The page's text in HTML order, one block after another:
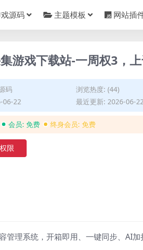
源码 主题模板 网站插
游戏下载站-一周权3，
码
浏览热度: (44)
06-22
最近更新: 2026-06-
会员: 免费 终身会员: 免费
限
管理系统，开箱即用、一键同步、AI